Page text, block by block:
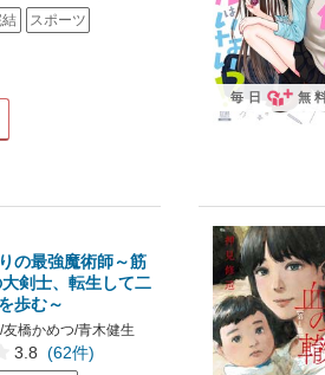
スポーツ
毎日 無
の最強魔術師～筋
剣士、転生して二
歩む～
橋かめつ/青木健生
3.8 (62件)